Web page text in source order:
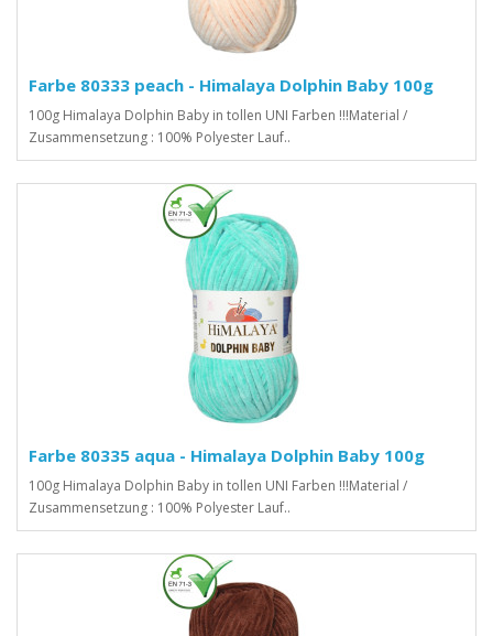
Farbe 80333 peach - Himalaya Dolphin Baby 100g
100g Himalaya Dolphin Baby in tollen UNI Farben !!!Material /
Zusammensetzung : 100% Polyester Lauf..
Farbe 80335 aqua - Himalaya Dolphin Baby 100g
100g Himalaya Dolphin Baby in tollen UNI Farben !!!Material /
Zusammensetzung : 100% Polyester Lauf..